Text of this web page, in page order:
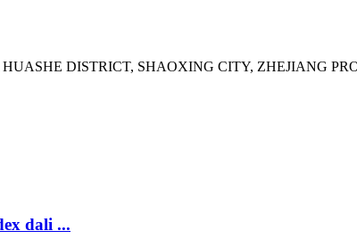
DISTRICT, SHAOXING CITY, ZHEJIANG
dali ...